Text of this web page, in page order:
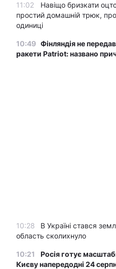
11:02
Навіщо бризкати
простий домашній трюк,
одиниці
10:49 Фінляндія не
ракети Patriot: названо
10:28
В Україні стався
область сколихнуло
10:21
Росія готує
Києву напередодні 24